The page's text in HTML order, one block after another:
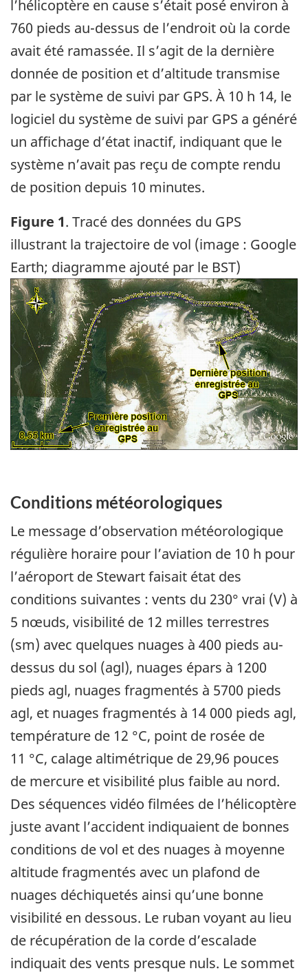
l’hélicoptère en cause s’était posé environ à
760 pieds au-dessus de l’endroit où la corde
avait été ramassée. Il s’agit de la dernière
donnée de position et d’altitude transmise
par le système de suivi par GPS. À 10 h 14, le
logiciel du système de suivi par GPS a généré
un affichage d’état inactif, indiquant que le
système n’avait pas reçu de compte rendu
de position depuis 10 minutes.
Figure 1. Tracé des données du GPS
illustrant la trajectoire de vol (image : Google
Earth; diagramme ajouté par le BST)
Image
Conditions météorologiques
Le message d’observation météorologique
régulière horaire pour l’aviation de 10 h pour
l’aéroport de Stewart faisait état des
conditions suivantes : vents du 230° vrai (V) à
5 nœuds, visibilité de 12 milles terrestres
(sm) avec quelques nuages à 400 pieds au-
dessus du sol (agl), nuages épars à 1200
pieds agl, nuages fragmentés à 5700 pieds
agl, et nuages fragmentés à 14 000 pieds agl,
température de 12 °C, point de rosée de
11 °C, calage altimétrique de 29,96 pouces
de mercure et visibilité plus faible au nord.
Des séquences vidéo filmées de l’hélicoptère
juste avant l’accident indiquaient de bonnes
conditions de vol et des nuages à moyenne
altitude fragmentés avec un plafond de
nuages déchiquetés ainsi qu’une bonne
visibilité en dessous. Le ruban voyant au lieu
de récupération de la corde d’escalade
indiquait des vents presque nuls. Le sommet